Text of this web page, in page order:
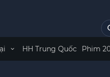
HH Trung Quốc Phim